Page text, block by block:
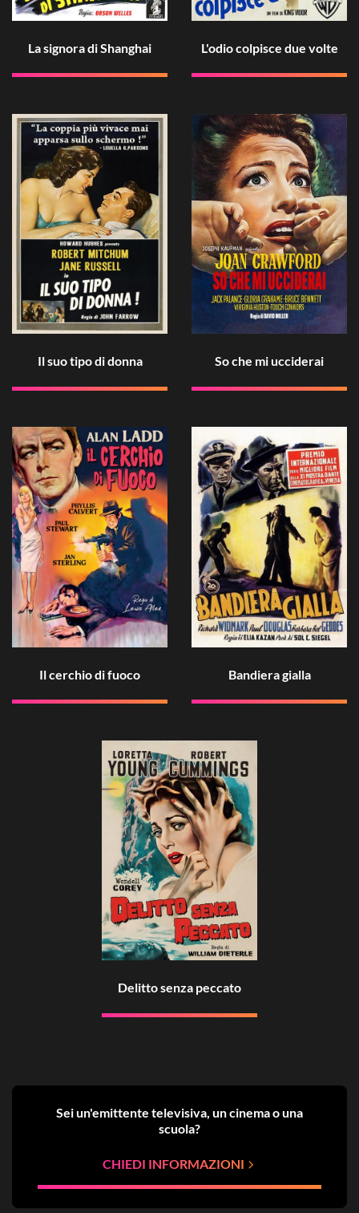
Sei un'emittente televisiva, un cinema o una
scuola?
CHIEDI INFORMAZIONI
La signora di Shanghai L'odio colpisce due volte
Il suo tipo di donna So che mi ucciderai
Il cerchio di fuoco Bandiera gialla
Delitto senza peccato